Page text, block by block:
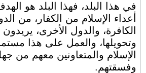
في هذا البلد، فهذا البلد هو
أعداء الإسلام من الكفار، من
الكافرة، والدول الأخرى،
وتحويلها، والعمل على هذا
الإسلام والمتعاونين معهم من
وفسقتهم.